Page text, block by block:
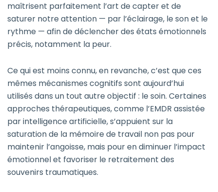
maîtrisent parfaitement l’art de capter et de
saturer notre attention — par l’éclairage, le son et le
rythme — afin de déclencher des états émotionnels
précis, notamment la peur.
Ce qui est moins connu, en revanche, c’est que ces
mêmes mécanismes cognitifs sont aujourd’hui
utilisés dans un tout autre objectif : le soin. Certaines
approches thérapeutiques, comme l’EMDR assistée
par intelligence artificielle, s’appuient sur la
saturation de la mémoire de travail non pas pour
maintenir l’angoisse, mais pour en diminuer l’impact
émotionnel et favoriser le retraitement des
souvenirs traumatiques.